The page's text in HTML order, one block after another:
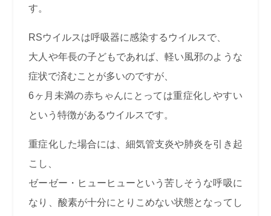
す。
RSウイルス は呼吸器に感染するウイルスで、
大人や年長の子どもであれば、軽い風邪のような
症状で済むことが多いのですが、
6ヶ月未満の赤ちゃんにとっては重症化しやすい
という特徴があるウイルスです。
重症化した場合には、細気管支炎や肺炎を引き起
こし、
ゼーゼー・ヒューヒューという苦しそうな呼吸に
なり、酸素が十分にとりこめない状態となってし